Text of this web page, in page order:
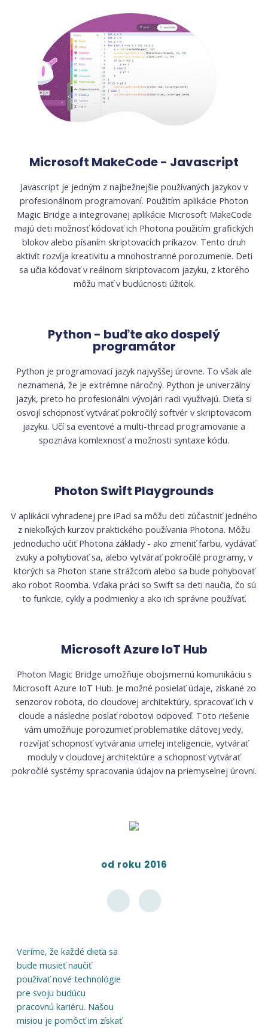
Microsoft MakeCode - Javascript
Javascript je jedným z najbežnejšie používaných jazykov v
profesionálnom programovaní. Použitím aplikácie Photon
Magic Bridge a integrovanej aplikácie Microsoft MakeCode
majú deti možnosť kódovať ich Photona použitím grafických
blokov alebo písaním skriptovacích príkazov. Tento druh
aktivít rozvíja kreativitu a mnohostranné porozumenie. Deti
sa učia kódovať v reálnom skriptovacom jazyku, z ktorého
môžu mať v budúcnosti úžitok.
Python - buďte ako dospelý
programátor
Python je programovací jazyk najvyššej úrovne. To však ale
neznamená, že je extrémne náročný. Python je univerzálny
jazyk, preto ho profesionálni vývojári radi využívajú. Dieťa si
osvojí schopnosť vytvárať pokročilý softvér v skriptovacom
jazyku. Učí sa eventové a multi-thread programovanie a
spoznáva komlexnosť a možnosti syntaxe kódu.
Photon Swift Playgrounds
V aplikácii vyhradenej pre iPad sa môžu deti zúčastniť jedného
z niekoľkých kurzov praktického používania Photona. Môžu
jednoducho učiť Photona základy - ako zmeniť farbu, vydávať
zvuky a pohybovať sa, alebo vytvárať pokročilé programy, v
ktorých sa Photon stane strážcom alebo sa bude pohybovať
ako robot Roomba. Vďaka práci so Swift sa deti naučia, čo sú
to funkcie, cykly a podmienky a ako ich správne používať.
Microsoft Azure IoT Hub
Photon Magic Bridge umožňuje obojsmernú komunikáciu s
Microsoft Azure IoT Hub. Je možné posielať údaje, získané zo
senzorov robota, do cloudovej architektúry, spracovať ich v
cloude a následne poslať robotovi odpoveď. Toto riešenie
vám umožňuje porozumieť problematike dátovej vedy,
rozvíjať schopnosť vytvárania umelej inteligencie, vytvárať
moduly v cloudovej architektúre a schopnosť vytvárať
pokročilé systémy spracovania údajov na priemyselnej úrovni.
od roku 2016
Veríme, že každé dieťa sa
bude musieť naučiť
používať nové technológie
pre svoju budúcu
pracovnú kariéru. Našou
misiou je pomôcť im získať